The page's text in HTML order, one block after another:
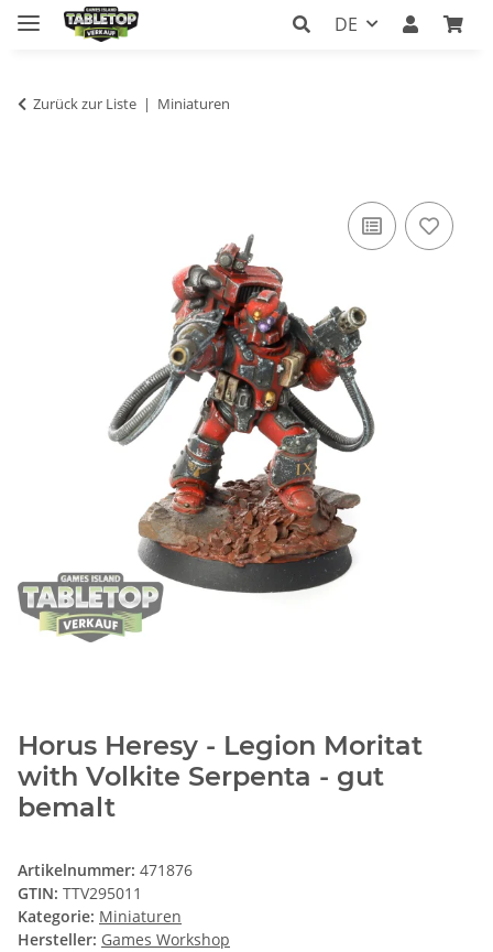
DE
Zurück zur Liste Miniaturen
Horus Heresy - Legion Moritat
with Volkite Serpenta - gut
bemalt
Artikelnummer: 471876
GTIN: TTV295011
Kategorie: Miniaturen
Hersteller: Games Workshop